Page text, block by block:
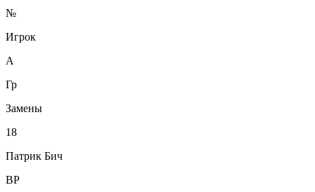
№
Игрок
А
Гр
Замены
18
Патрик Бич
ВР